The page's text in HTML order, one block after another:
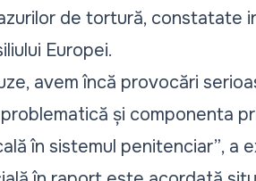
de tortură, constatate
Europei.
avem încă provocări
și componenta
în sistemul penitenciar”, a